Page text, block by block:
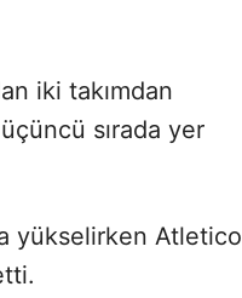
iki takımdan
sırada yer
yükselirken Atletico